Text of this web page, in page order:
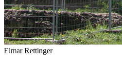
Elmar Rettinger